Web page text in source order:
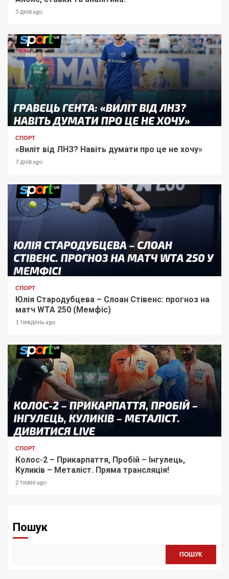
5 днів ago
СПОРТ
«Виліт від ЛНЗ? Навіть думати про це не хочу»
7 днів ago
СПОРТ
Юлія Стародубцева – Слоан Стівенс: прогноз на
матч WTA 250 (Мемфіс)
1 тиждень ago
СПОРТ
Колос-2 – Прикарпаття, Пробій – Інгулець,
Куликів – Металіст. Пряма трансляція!
2 тижні ago
Пошук
ПОШУК